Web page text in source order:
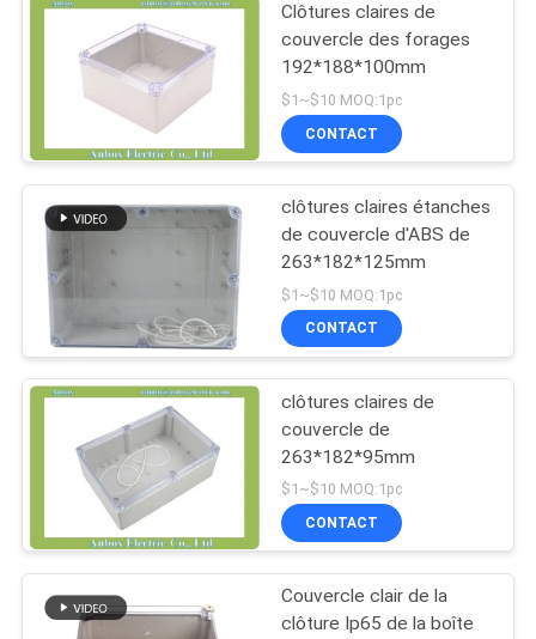
Clôtures claires de
couvercle des forages
192*188*100mm
$1~$10 MOQ:1pc
CONTACT
clôtures claires étanches
de couvercle d'ABS de
263*182*125mm
$1~$10 MOQ:1pc
CONTACT
clôtures claires de
couvercle de
263*182*95mm
$1~$10 MOQ:1pc
CONTACT
Couvercle clair de la
clôture Ip65 de la boîte